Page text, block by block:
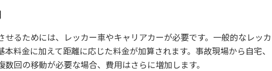
せるためには、レッカー車やキャリアカーが必要です。一般的なレッカ
料金に加えて距離に応じた料金が加算されます。事故現場から自宅、
回の移動が必要な場合、費用はさらに増加します。